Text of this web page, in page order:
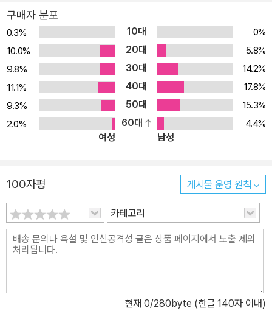
교의 관점에서 읽는 것이 가능하고 올바른 것인지, 그리고 그렇게 성
경을 읽을 때 무슨 일이 일어나는지’ 묻는 것이었다. 그로써 성경의 모
든 위대한 부분, 성경 이야기의 모든 위대한 사건, 성경적 신앙의 모든
위대한 교리가 살아 계신 하나님과 창조 세계 전체를 향한 그분의 원
대한 계획과 일관성이 있음을 밝히는 것이었다. 그 책은 이 책을 위한
기초인 셈이다. 반면에 이 책의 주된 관심사는 ‘신구약에 걸쳐 성경 전
체는 하나님의 백성이 존재하는 이유에 대해, 그들이 세상에서 무엇
이 되어야 하고 무엇을 해야 하는지에 대해 무어라 말하는지’ 묻는 것
이다. 그로써 하나님의 백성인 모든 그리스도인의 삶 자체가 선교가
의 그 이야기를 아는 데서 출발하며, 그러한 앎은 우리의 삶을 다른 이
를 하나님께로 이끄는 방편으로 드리도록, 즉 구속적이 되게 된다. 결
국 그리스도인이 삶 가운데 행하는 모든 일은 곧 그가 믿는 바에 대한
무언의 증거이기에, 선교가 되거나 선교의 걸림돌일 수밖에 없다. 이
책을 읽다 보면 ‘불신자들이 읽는 유일한 성경은 바로 하나님의 백성
보다 성경을 통해 자신이 누구인지 왜 여기에 있는지를 바로 인식한
구매자 분포
0.3% 10대
0%
10.0%
20대
5.8%
9.8%
30대
14.2%
11.1%
40대
17.8%
9.3%
50대
15.3%
2.0%
60대
4.4%
여성
남성
100자평 게시물 운영 원칙
카테고리
현재 0/280byte (한글 140자 이내)